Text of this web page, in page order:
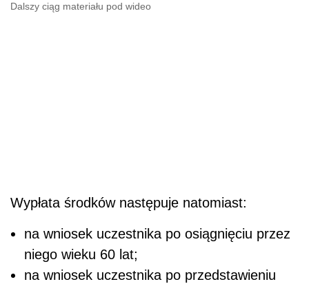
Dalszy ciąg materiału pod wideo
Wypłata środków następuje natomiast:
na wniosek uczestnika po osiągnięciu przez
niego wieku 60 lat;
na wniosek uczestnika po przedstawieniu